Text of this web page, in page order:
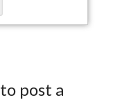
to post a